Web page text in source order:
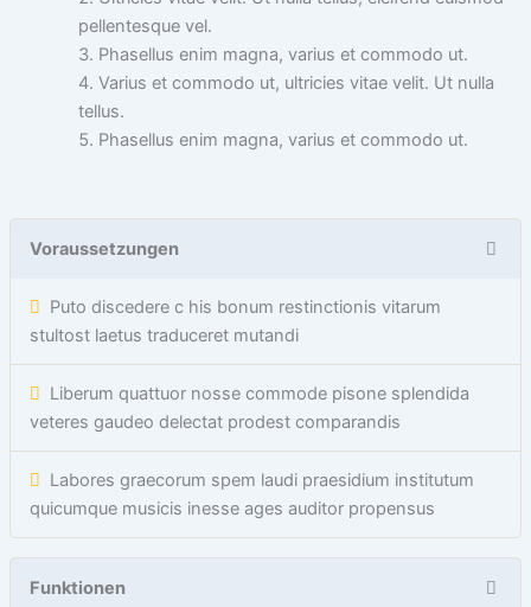
pellentesque vel.
Phasellus enim magna, varius et commodo ut.
Varius et commodo ut, ultricies vitae velit. Ut nulla
tellus.
Phasellus enim magna, varius et commodo ut.
Voraussetzungen
Puto discedere c his bonum restinctionis vitarum
stultost laetus traduceret mutandi
Liberum quattuor nosse commode pisone splendida
veteres gaudeo delectat prodest comparandis
Labores graecorum spem laudi praesidium institutum
quicumque musicis inesse ages auditor propensus
Funktionen